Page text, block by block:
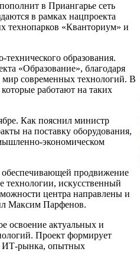
в Приангарье сеть
в рамках нацпроекта
технопарков «Кванториум» и
образования.
«Образование», благодаря
мир современных технологий. В
работают на таких
Как пояснил министр
на поставку оборудования,
экономическом
обеспечивающей продвижение
искусственный
центра направлены и
Максим Парфенов.
освоение актуальных и
Проект формирует
ИТ-рынка, опытных